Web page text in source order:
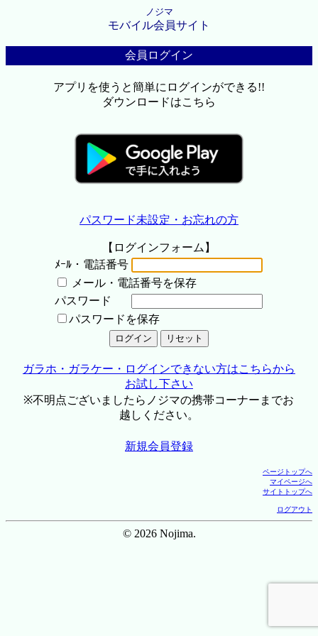
ノジマ
モバイル会員サイト
会員ログイン
アプリを使うと簡単にログインができる!!
ダウンロードはこちら
パスワード未設定・お忘れの方
【ログインフォーム】
ﾒｰﾙ・電話番号
メール・電話番号を保存
パスワード
パスワードを保存
ガラホ・ガラケー・ログインできない方はこちらから
お試し下さい
※不明点ございましたらノジマの携帯コーナーまでお
越しください。
新規会員登録
ページトップへ
マイページへ
サイトトップへ
ログアウト
© 2026 Nojima.